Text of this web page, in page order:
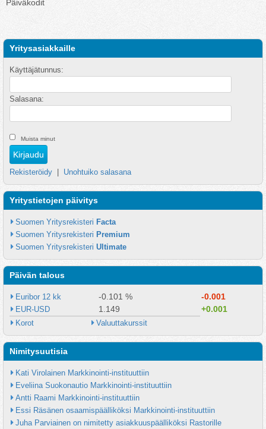
Päiväkodit
Yritysasiakkaille
Käyttäjätunnus:
Salasana:
Muista minut
Rekisteröidy Unohtuiko salasana
Yritystietojen päivitys
Suomen Yritysrekisteri Facta
Suomen Yritysrekisteri Premium
Suomen Yritysrekisteri Ultimate
Päivän talous
Euribor 12 kk -0.101 % -0.001
EUR-USD 1.149 +0.001
Korot Valuuttakurssit
Nimitysuutisia
Kati Virolainen Markkinointi-instituuttiin
Eveliina Suokonautio Markkinointi-instituuttiin
Antti Raami Markkinointi-instituuttiin
Essi Räsänen osaamispäälliköksi Markkinointi-instituuttiin
Juha Parviainen on nimitetty asiakkuuspäälliköksi Rastorille